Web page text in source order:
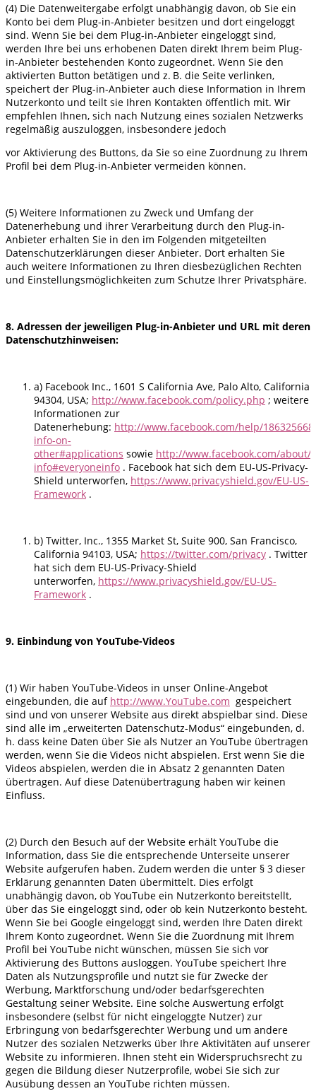
(4) Die Datenweitergabe erfolgt unabhängig davon, ob Sie ein
Konto bei dem Plug-in-Anbieter besitzen und dort eingeloggt
sind. Wenn Sie bei dem Plug-in-Anbieter eingeloggt sind,
werden Ihre bei uns erhobenen Daten direkt Ihrem beim Plug-
in-Anbieter bestehenden Konto zugeordnet. Wenn Sie den
aktivierten Button betätigen und z. B. die Seite verlinken,
speichert der Plug-in-Anbieter auch diese Information in Ihrem
Nutzerkonto und teilt sie Ihren Kontakten öffentlich mit. Wir
empfehlen Ihnen, sich nach Nutzung eines sozialen Netzwerks
regelmäßig auszuloggen, insbesondere jedoch
vor Aktivierung des Buttons, da Sie so eine Zuordnung zu Ihrem
Profil bei dem Plug-in-Anbieter vermeiden können.
(5) Weitere Informationen zu Zweck und Umfang der
Datenerhebung und ihrer Verarbeitung durch den Plug-in-
Anbieter erhalten Sie in den im Folgenden mitgeteilten
Datenschutzerklärungen dieser Anbieter. Dort erhalten Sie
auch weitere Informationen zu Ihren diesbezüglichen Rechten
und Einstellungsmöglichkeiten zum Schutze Ihrer Privatsphäre.
8. Adressen der jeweiligen Plug-in-Anbieter und URL mit deren
Datenschutzhinweisen:
a) Facebook Inc., 1601 S California Ave, Palo Alto, California
94304, USA; http://www.facebook.com/policy.php ; weitere
Informationen zur
Datenerhebung: http://www.facebook.com/help/
info-on-
other#applications sowie http://www.facebook.com/about/
info#everyoneinfo . Facebook hat sich dem EU-US-Privacy-
Shield unterworfen, https://www.privacyshield.gov/EU-US-
Framework .
b) Twitter, Inc., 1355 Market St, Suite 900, San Francisco,
California 94103, USA; https://twitter.com/privacy . Twitter
hat sich dem EU-US-Privacy-Shield
unterworfen, https://www.privacyshield.gov/EU-US-
Framework .
9. Einbindung von YouTube-Videos
(1) Wir haben YouTube-Videos in unser Online-Angebot
eingebunden, die auf http://www.YouTube.com gespeichert
sind und von unserer Website aus direkt abspielbar sind. Diese
sind alle im „erweiterten Datenschutz-Modus“ eingebunden, d.
h. dass keine Daten über Sie als Nutzer an YouTube übertragen
werden, wenn Sie die Videos nicht abspielen. Erst wenn Sie die
Videos abspielen, werden die in Absatz 2 genannten Daten
übertragen. Auf diese Datenübertragung haben wir keinen
Einfluss.
(2) Durch den Besuch auf der Website erhält YouTube die
Information, dass Sie die entsprechende Unterseite unserer
Website aufgerufen haben. Zudem werden die unter § 3 dieser
Erklärung genannten Daten übermittelt. Dies erfolgt
unabhängig davon, ob YouTube ein Nutzerkonto bereitstellt,
über das Sie eingeloggt sind, oder ob kein Nutzerkonto besteht.
Wenn Sie bei Google eingeloggt sind, werden Ihre Daten direkt
Ihrem Konto zugeordnet. Wenn Sie die Zuordnung mit Ihrem
Profil bei YouTube nicht wünschen, müssen Sie sich vor
Aktivierung des Buttons ausloggen. YouTube speichert Ihre
Daten als Nutzungsprofile und nutzt sie für Zwecke der
Werbung, Marktforschung und/oder bedarfsgerechten
Gestaltung seiner Website. Eine solche Auswertung erfolgt
insbesondere (selbst für nicht eingeloggte Nutzer) zur
Erbringung von bedarfsgerechter Werbung und um andere
Nutzer des sozialen Netzwerks über Ihre Aktivitäten auf unserer
Website zu informieren. Ihnen steht ein Widerspruchsrecht zu
gegen die Bildung dieser Nutzerprofile, wobei Sie sich zur
Ausübung dessen an YouTube richten müssen.